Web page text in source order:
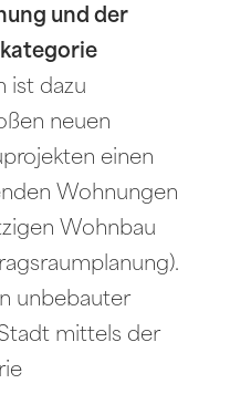
und der
ist dazu
neuen
einen
Wohnungen
Wohnbau
unbebauter
mittels der